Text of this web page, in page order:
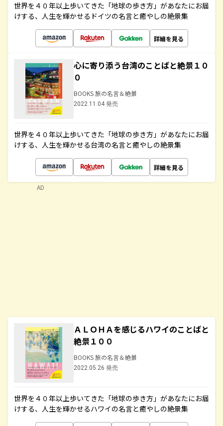
世界を４０年以上歩いてきた「地球の歩き方」があなたにお届
けする、人生を輝かせるドイツの名言と癒やしの絶景集
詳細を見る
心に寄り添う台湾のことばと絶景１０
０
BOOKS 旅の名言＆絶景
2022.11.04 発売
世界を４０年以上歩いてきた「地球の歩き方」があなたにお届
けする、人生を輝かせる台湾の名言と癒やしの絶景集
詳細を見る
ＡＬＯＨＡを感じるハワイのことばと
絶景１００
BOOKS 旅の名言＆絶景
2022.05.26 発売
世界を４０年以上歩いてきた「地球の歩き方」があなたにお届
けする、人生を輝かせるハワイの名言と癒やしの絶景集
AD